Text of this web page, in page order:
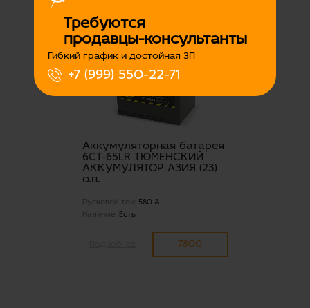
Требуются
продавцы-консультанты
Гибкий график и достойная ЗП
+7 (999) 550-22-71
Аккумуляторная батарея
6СТ-65LR ТЮМЕНСКИЙ
АККУМУЛЯТОР AЗИЯ (23)
о.п.
Пусковой ток:
580 А
Наличие:
Есть
7800